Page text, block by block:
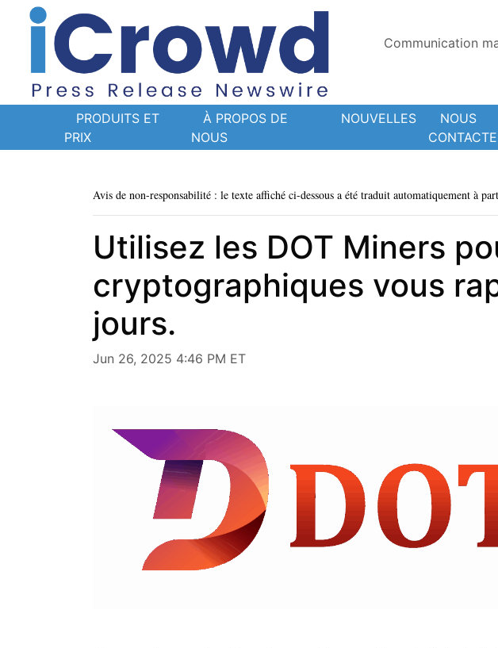
Communication
PRODUITS ET
PRIX
À PROPOS DE
NOUS
NOUVELLES
NOUS
Avis de non-responsabilité : le texte affiché ci-dessous a été traduit automatiquement à
Utilisez les DOT Miners
cryptographiques vous
jours.
Jun 26, 2025 4:46 PM ET